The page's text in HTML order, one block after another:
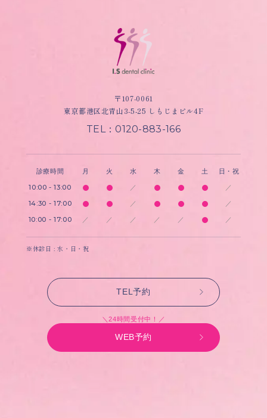
〒107-0061
東京都港区北青山3-5-25 しもじまビル4F
TEL：0120-883-166
診療時間 月 火 水 木 金 土 日・祝
10:00 - 13:00 ／ ／
14:30 - 17:00 ／ ／
10:00 - 17:00 ／ ／ ／ ／ ／ ／
※休診日 : 水・日・祝
TEL予約
＼24時間受付中！／
WEB予約